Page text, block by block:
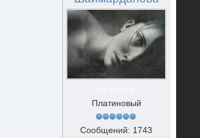
Платиновый
Сообщений: 1743